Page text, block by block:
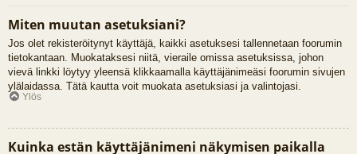
Miten muutan asetuksiani?
Jos olet rekisteröitynyt käyttäjä, kaikki asetuksesi tallennetaan foorumin
tietokantaan. Muokataksesi niitä, vieraile omissa asetuksissa, johon
vievä linkki löytyy yleensä klikkaamalla käyttäjänimeäsi foorumin sivujen
ylälaidassa. Tätä kautta voit muokata asetuksiasi ja valintojasi.
Ylös
Kuinka estän käyttäjänimeni näkymisen paikalla